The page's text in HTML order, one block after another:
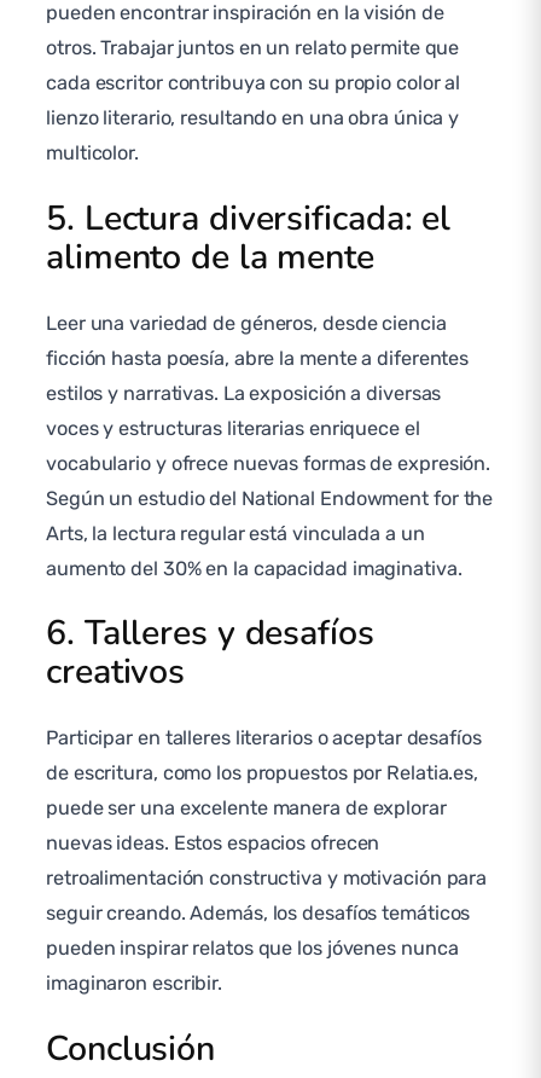
pueden encontrar inspiración en la visión de
otros. Trabajar juntos en un relato permite que
cada escritor contribuya con su propio color al
lienzo literario, resultando en una obra única y
multicolor.
5. Lectura diversificada: el
alimento de la mente
Leer una variedad de géneros, desde ciencia
ficción hasta poesía, abre la mente a diferentes
estilos y narrativas. La exposición a diversas
voces y estructuras literarias enriquece el
vocabulario y ofrece nuevas formas de expresión.
Según un estudio del National Endowment for the
Arts, la lectura regular está vinculada a un
aumento del 30% en la capacidad imaginativa.
6. Talleres y desafíos
creativos
Participar en talleres literarios o aceptar desafíos
de escritura, como los propuestos por Relatia.es,
puede ser una excelente manera de explorar
nuevas ideas. Estos espacios ofrecen
retroalimentación constructiva y motivación para
seguir creando. Además, los desafíos temáticos
pueden inspirar relatos que los jóvenes nunca
imaginaron escribir.
Conclusión